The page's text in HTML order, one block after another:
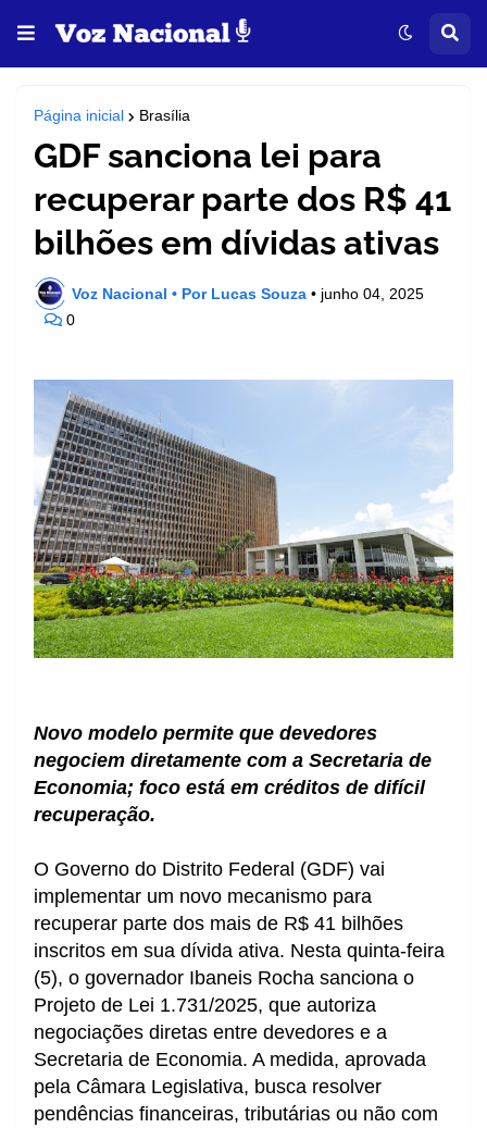
Página inicial Brasília
GDF sanciona lei para
recuperar parte dos R$ 41
bilhões em dívidas ativas
Voz Nacional • Por Lucas Souza • junho 04, 2025
0
Novo modelo permite que devedores
negociem diretamente com a Secretaria de
Economia; foco está em créditos de difícil
recuperação.
O Governo do Distrito Federal (GDF) vai
implementar um novo mecanismo para
recuperar parte dos mais de R$ 41 bilhões
inscritos em sua dívida ativa. Nesta quinta-feira
(5), o governador Ibaneis Rocha sanciona o
Projeto de Lei 1.731/2025, que autoriza
negociações diretas entre devedores e a
Secretaria de Economia. A medida, aprovada
pela Câmara Legislativa, busca resolver
pendências financeiras, tributárias ou não com